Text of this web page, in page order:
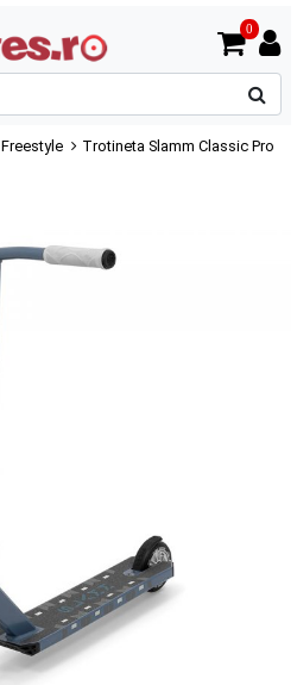
0
Trotineta Slamm Classic Pro